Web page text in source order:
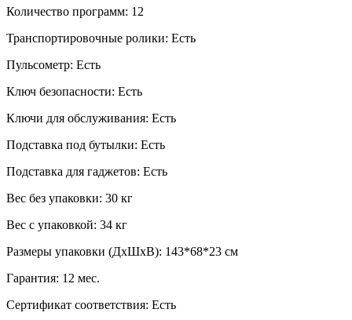
Количество программ: 12
Транспортировочные ролики: Есть
Пульсометр: Есть
Ключ безопасности: Есть
Ключи для обслуживания: Есть
Подставка под бутылки: Есть
Подставка для гаджетов: Есть
Вес без упаковки: 30 кг
Вес с упаковкой: 34 кг
Размеры упаковки (ДxШxВ): 143*68*23 см
Гарантия: 12 мес.
Сертификат соответствия: Есть